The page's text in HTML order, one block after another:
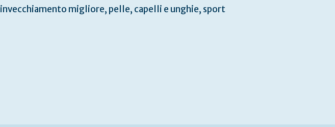
invecchiamento migliore, pelle, capelli e unghie, sport